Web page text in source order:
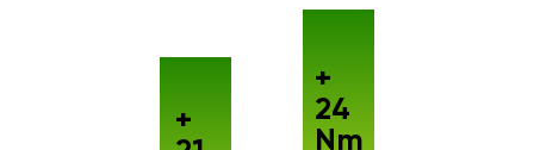
+
+
24
Nm